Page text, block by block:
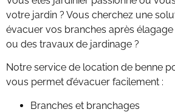
votre jardin ? Vous cherchez une
évacuer vos branches après
ou des travaux de jardinage ?
Notre service de location de benne
vous permet d’évacuer facilement :
Branches et branchages